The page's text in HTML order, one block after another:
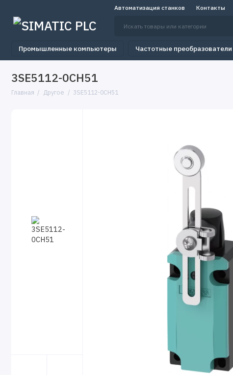
Автоматизация станков Контакты
Промышленные компьютеры Частотные преобразователи
3SE5112-0CH51
Главная Другое 3SE5112-0CH51